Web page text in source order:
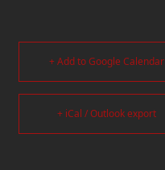
+ Add to Google Calendar
+ iCal / Outlook export